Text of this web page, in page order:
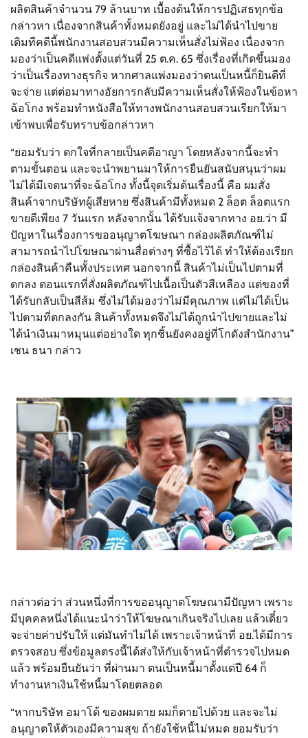
ผลิตสินค้าจำนวน 79 ล้านบาท เบื้องต้นให้การปฏิเสธทุกข้อ
กล่าวหา เนื่องจากสินค้าทั้งหมดยังอยู่ และไม่ได้นำไปขาย
เดิมทีคดีนี้พนักงานสอบสวนมีความเห็นสั่งไม่ฟ้อง เนื่องจาก
มองว่าเป็นคดีแพ่งตั้งแต่วันที่ 25 ต.ค. 65 ซึ่งเรื่องที่เกิดขึ้นมอง
ว่าเป็นเรื่องทางธุรกิจ หากศาลแพ่งมองว่าตนเป็นหนี้ก็ยินดีที่
จะจ่าย แต่ต่อมาทางอัยการกลับมีความเห็นสั่งให้ฟ้องในข้อหา
ฉ้อโกง พร้อมทำหนังสือให้ทางพนักงานสอบสวนเรียกให้มา
เข้าพบเพื่อรับทราบข้อกล่าวหา
“ยอมรับว่า ตกใจที่กลายเป็นคดีอาญา โดยหลังจากนี้จะทำ
ตามขั้นตอน และจะนำพยานมาให้การยืนยันสนับสนุนว่าผม
ไม่ได้มีเจตนาที่จะฉ้อโกง ทั้งนี้จุดเริ่มต้นเรื่องนี้ คือ ผมสั่ง
สินค้าจากบริษัทผู้เสียหาย ซึ่งสินค้ามีทั้งหมด 2 ล็อต ล็อตแรก
ขายดีเพียง 7 วันแรก หลังจากนั้น ได้รับแจ้งจากทาง อย.ว่า มี
ปัญหาในเรื่องการขออนุญาตโฆษณา กล่องผลิตภัณฑ์ไม่
สามารถนำไปโฆษณาผ่านสื่อต่างๆ ที่ซื้อไว้ได้ ทำให้ต้องเรียก
กล่องสินค้าคืนทั้งประเทศ นอกจากนี้ สินค้าไม่เป็นไปตามที่
ตกลง ตอนแรกที่สั่งผลิตภัณฑ์ไปเนื้อเป็นตัวสีเหลือง แต่ของที่
ได้รับกลับเป็นสีส้ม ซึ่งไม่ได้มองว่าไม่มีคุณภาพ แต่ไม่ได้เป็น
ไปตามที่ตกลงกัน สินค้าทั้งหมดจึงไม่ได้ถูกนำไปขายและไม่
ได้นำเงินมาหมุนแต่อย่างใด ทุกชิ้นยังคงอยู่ที่โกดังสำนักงาน”
เชน ธนา กล่าว
กล่าวต่อว่า ส่วนหนึ่งที่การขออนุญาตโฆษณามีปัญหา เพราะ
มีบุคคลหนึ่งได้แนะนำว่าให้โฆษณาเกินจริงไปเลย แล้วเดี๋ยว
จะจ่ายค่าปรับให้ แต่มันทำไม่ได้ เพราะเจ้าหน้าที่ อย.ได้มีการ
ตรวจสอบ ซึ่งข้อมูลตรงนี้ได้ส่งให้กับเจ้าหน้าที่ตำรวจไปหมด
แล้ว พร้อมยืนยันว่า ที่ผ่านมา ตนเป็นหนี้มาตั้งแต่ปี 64 ก็
ทำงานหาเงินใช้หนี้มาโดยตลอด
“หากบริษัท อมาโด้ ของผมตาย ผมก็ตายไปด้วย และจะไม่
อนุญาตให้ตัวเองมีความสุข ถ้ายังใช้หนี้ไม่หมด ยอมรับว่า